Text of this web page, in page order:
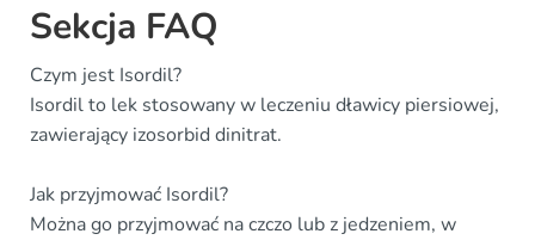
Sekcja FAQ
Czym jest Isordil?
Isordil to lek stosowany w leczeniu dławicy piersiowej,
zawierający izosorbid dinitrat.
Jak przyjmować Isordil?
Można go przyjmować na czczo lub z jedzeniem, w